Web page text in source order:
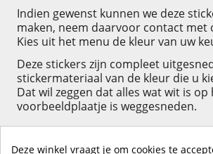
Indien gewenst kunnen we deze
maken, neem daarvoor contact met
Kies uit het menu de kleur van uw
Deze stickers zijn compleet
stickermateriaal van de kleur die u
Dat wil zeggen dat alles wat wit is op
voorbeeldplaatje is weggesneden.
Deze winkel vraagt je om cookies te